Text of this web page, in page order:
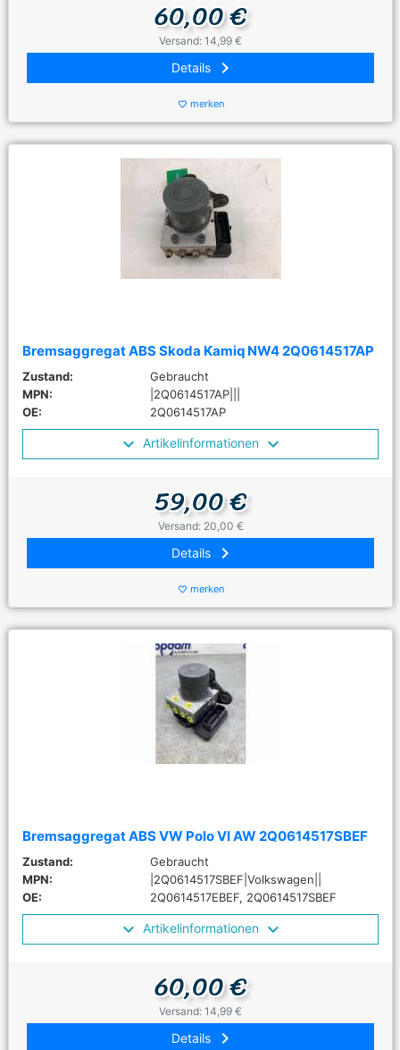
60,00 €
Versand: 14,99 €
Details keyboard_arrow_right
favorite_border merken
Bremsaggregat ABS Skoda Kamiq NW4 2Q0614517AP
Zustand:
Gebraucht
MPN:
|2Q0614517AP|||
OE:
2Q0614517AP
Artikelinformationen
59,00 €
Versand: 20,00 €
Details keyboard_arrow_right
favorite_border merken
Bremsaggregat ABS VW Polo VI AW 2Q0614517SBEF
Zustand:
Gebraucht
MPN:
|2Q0614517SBEF|Volkswagen||
OE:
2Q0614517EBEF, 2Q0614517SBEF
Artikelinformationen
60,00 €
Versand: 14,99 €
Details keyboard_arrow_right